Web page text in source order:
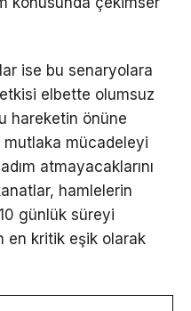
ise bu senaryolara
elbette olumsuz
hareketin önüne
mutlaka mücadeleyi
atmayacaklarını
hamlelerin
günlük süreyi
en kritik eşik olarak